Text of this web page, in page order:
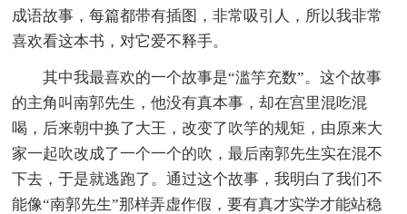
成语故事，每篇都带有插图，非常吸引人，所以我非常
喜欢看这本书，对它爱不释手。
其中我最喜欢的一个故事是“滥竽充数”。这个故事
的主角叫南郭先生，他没有真本事，却在宫里混吃混
喝，后来朝中换了大王，改变了吹竽的规矩，由原来大
家一起吹改成了一个一个的吹，最后南郭先生实在混不
下去，于是就逃跑了。通过这个故事，我明白了我们不
能像“南郭先生”那样弄虚作假，要有真才实学才能站稳